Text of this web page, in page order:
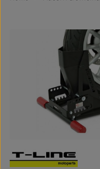
Salta la galleria di immagini